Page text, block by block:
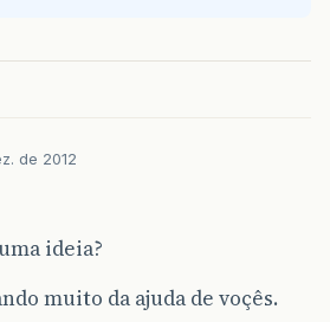
de 2012
ideia?
muito da ajuda de voçês.